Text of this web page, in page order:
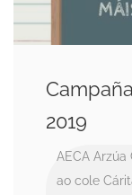
2019
AECA Arzúa
ao cole